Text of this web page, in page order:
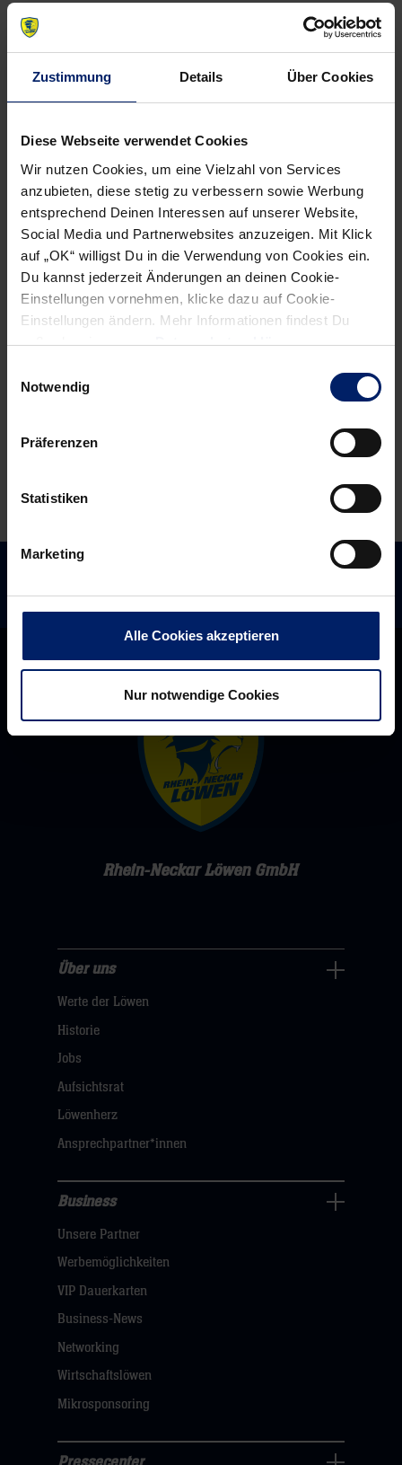
Zustimmung Details Über Cookies
Diese Webseite verwendet Cookies
Wir nutzen Cookies, um eine Vielzahl von Services
anzubieten, diese stetig zu verbessern sowie Werbung
entsprechend Deinen Interessen auf unserer Website,
Social Media und Partnerwebsites anzuzeigen. Mit Klick
auf „OK“ willigst Du in die Verwendung von Cookies ein.
Du kannst jederzeit Änderungen an deinen Cookie-
Einstellungen vornehmen, klicke dazu auf Cookie-
Einstellungen ändern. Mehr Informationen findest Du
außerdem in unsererDatenschutzerklärung.
Notwendig
Präferenzen
Statistiken
Marketing
Alle Cookies akzeptieren
Nur notwendige Cookies
Newsletterhier abonnieren.
Post
navigation
previous
News:
Handball
EM:
Deutschland
auf
Alle News anzeigen
newst
News:
Andy
Schmid:
Zwischen
zwei
Rhein-Neckar Löwen GmbH
uns
Navigation
öffnen,
hier
Über uns
Werte der Löwen
Historie
Jobs
Aufsichtsrat
Löwenherz
Ansprechpartner*innen
Navigation
öffnen,
dann
klicken
Business
Unsere Partner
Werbemöglichkeiten
VIP Dauerkarten
Business-News
Networking
Wirtschaftslöwen
Mikrosponsoring